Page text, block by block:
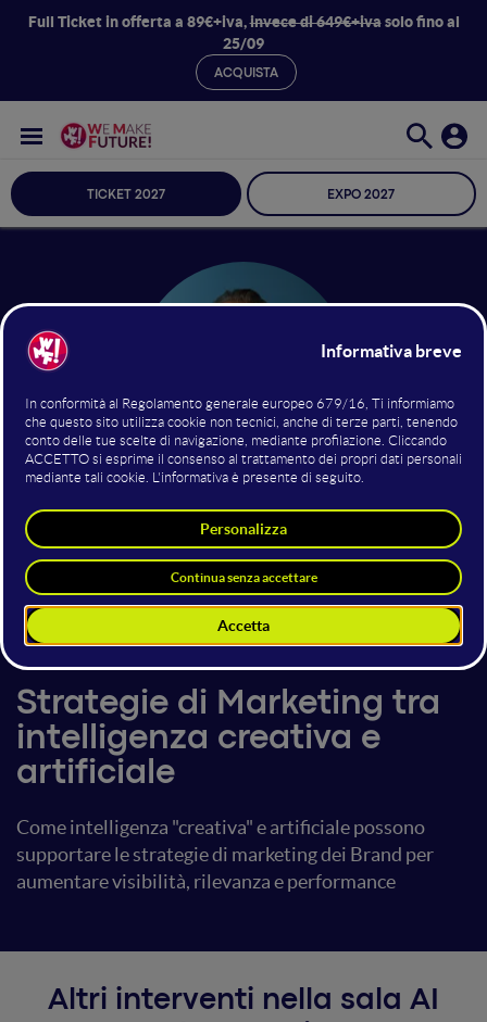
Full Ticket in offerta a 89€+iva,invece di 649€+ivasolo fino al
25/09
ACQUISTA
TICKET 2027 EXPO 2027
Vice President
Digitouch Marketing
13 giugno 2024 18:00 - 18:20
AI Tools & Services
Strategie di Marketing tra
intelligenza creativa e
artificiale
Come intelligenza "creativa" e artificiale possono
supportare le strategie di marketing dei Brand per
aumentare visibilità, rilevanza e performance
Altri interventi nella sala AI